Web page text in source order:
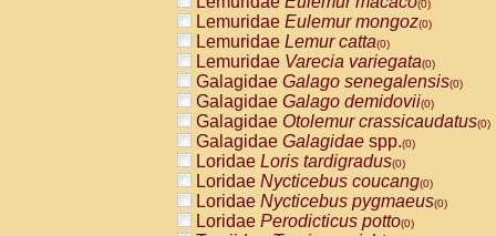
CebidaeSaimiri sciureus(0)
AtelidaeAlouatta caraya(0)
AtelidaeAlouatta fusca(0)
AtelidaeAlouatta seniculus(0)
AtelidaeAlouattaspp.(0)
AtelidaeAteles belzebuth(0)
AtelidaeAteles geoffroyi(0)
AtelidaeAteles paniscus(0)
AtelidaeAtelesspp.(0)
AtelidaeLagothrix lagothricha(0)
AtelidaeLagothrix lagothricha cana
PitheciidaeCacajao calvus
(0)
Lemuridae Eulemur mongoz(0)
Lemuridae Lemur catta(0)
Lemuridae Varecia variegata(0)
Galagidae Galago senegalensis(0)
Galagidae Galago demidovii(0)
Galagidae Otolemur crassicaudatus(0)
Galagidae Galagidae spp.(0)
Loridae Loris tardigradus(0)
Loridae Nycticebus coucang(0)
Loridae Nycticebus pygmaeus(0)
Loridae Perodicticus potto(0)